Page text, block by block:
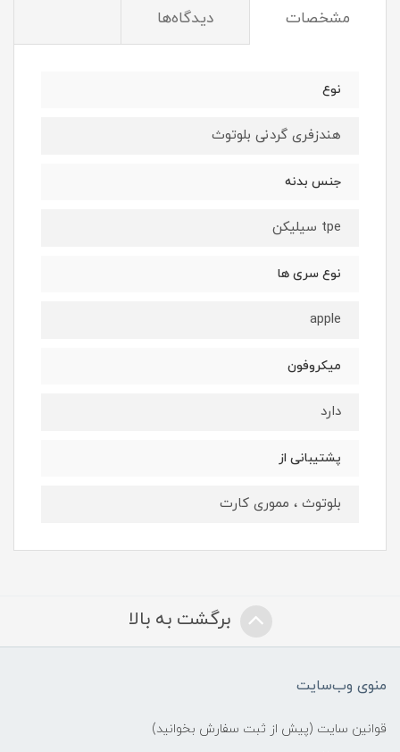
مشخصات دیدگاه‌ها
نوع
هندزفری گردنی بلوتوث
جنس بدنه
tpe سیلیکن
نوع سری ها
apple
میکروفون
دارد
پشتیبانی از
بلوتوث ، مموری کارت
برگشت به بالا
منوی وب‌سایت
قوانین سایت (پیش از ثبت سفارش بخوانید)